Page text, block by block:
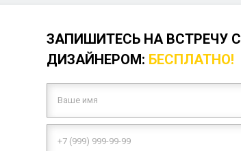
ЗАПИШИТЕСЬ НА ВСТРЕЧУ С
ДИЗАЙНЕРОМ: БЕСПЛАТНО!